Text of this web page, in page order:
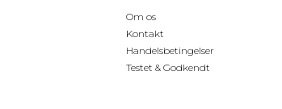
Om os
Kontakt
Handelsbetingelser
Testet & Godkendt